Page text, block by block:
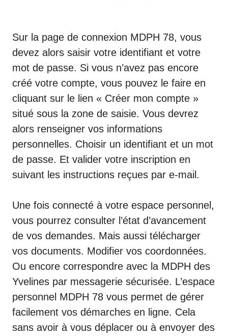
Sur la page de connexion MDPH 78, vous
devez alors saisir votre identifiant et votre
mot de passe. Si vous n’avez pas encore
créé votre compte, vous pouvez le faire en
cliquant sur le lien « Créer mon compte »
situé sous la zone de saisie. Vous devrez
alors renseigner vos informations
personnelles. Choisir un identifiant et un mot
de passe. Et valider votre inscription en
suivant les instructions reçues par e-mail.
Une fois connecté à votre espace personnel,
vous pourrez consulter l’état d’avancement
de vos demandes. Mais aussi télécharger
vos documents. Modifier vos coordonnées.
Ou encore correspondre avec la MDPH des
Yvelines par messagerie sécurisée. L’espace
personnel MDPH 78 vous permet de gérer
facilement vos démarches en ligne. Cela
sans avoir à vous déplacer ou à envoyer des